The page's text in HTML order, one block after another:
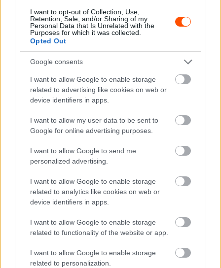
I want to opt-out of Collection, Use,
Retention, Sale, and/or Sharing of my
Personal Data that Is Unrelated with the
Purposes for which it was collected.
Opted Out
Google consents
I want to allow Google to enable storage
related to advertising like cookies on web or
device identifiers in apps.
I want to allow my user data to be sent to
Google for online advertising purposes.
I want to allow Google to send me
personalized advertising.
I want to allow Google to enable storage
related to analytics like cookies on web or
device identifiers in apps.
I want to allow Google to enable storage
related to functionality of the website or app.
I want to allow Google to enable storage
related to personalization.
Alonso meglepődött és néhány titkos
részletet is elárult, miután tesztelte Vettel
autóját
Majer Dániel - 2022. november 23.
Hármas Ferrari-elsőséggel búcsúzott 2022-
től az F1 – több mint 13 ezer km-t tett meg
ma a mezőny
Majer Dániel 2022. november 22.